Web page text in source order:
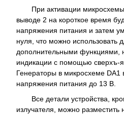
При активации
выводе 2 на короткое время
напряжения питания и затем
нуля, что можно использовать
дополнительными функциями,
индикации с помощью сверхъ-
Генераторы в микросхеме
напряжения питания до 13 В.
Все детали устройства,
излучателя, можно разместить